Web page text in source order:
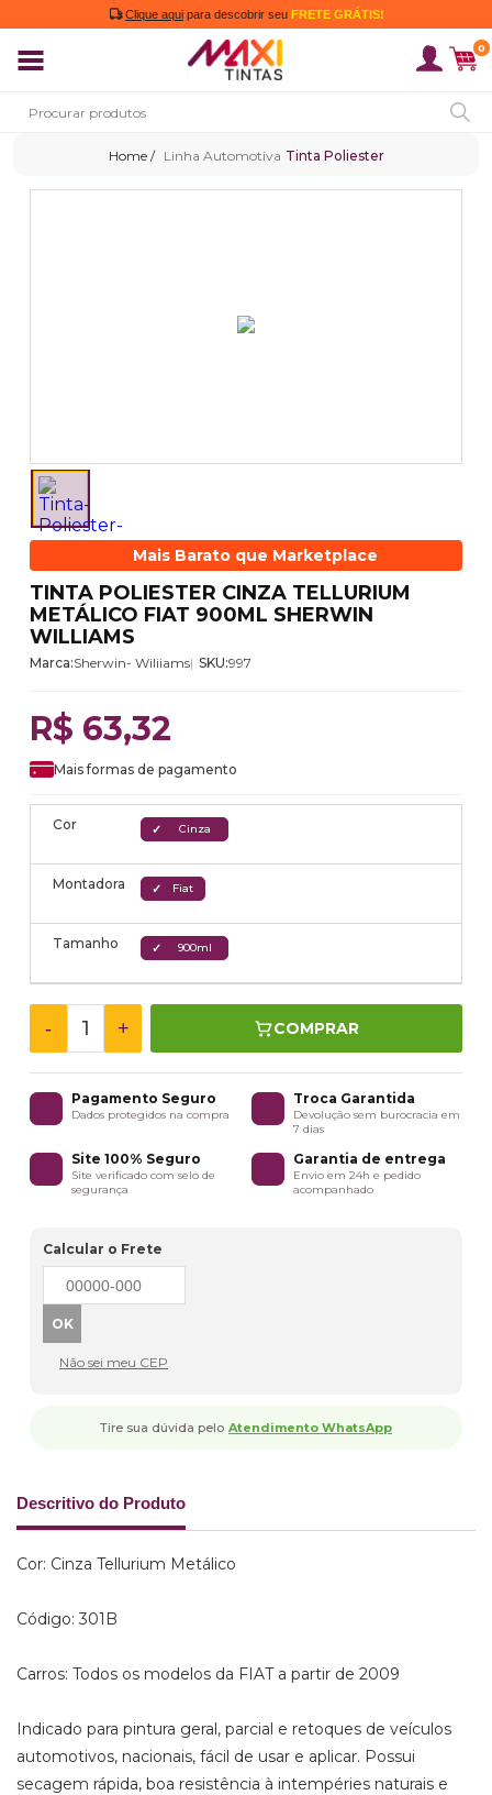
Clique aqui para descobrir seu FRETE GRÁTIS!
0
Linha Automotiva Tinta Poliester
Mais Barato que Marketplace
TINTA POLIESTER CINZA TELLURIUM
METÁLICO FIAT 900ML SHERWIN
WILLIAMS
Marca:Sherwin- Wiliiams SKU:997
R$ 63,32
Mais formas de pagamento
Cor Cinza
Montadora Fiat
Tamanho 900ml
- + COMPRAR
Pagamento Seguro
Dados protegidos na compra
Troca Garantida
Devolução sem burocracia em
7 dias
Site 100% Seguro
Site verificado com selo de
segurança
Garantia de entrega
Envio em 24h e pedido
acompanhado
Calcular o Frete
Não sei meu CEP
Tire sua dúvida pelo Atendimento WhatsApp
Descritivo do Produto
Cor: Cinza Tellurium Metálico
Código: 301B
Carros: Todos os modelos da FIAT a partir de 2009
Indicado para pintura geral, parcial e retoques de veículos
automotivos, nacionais, fácil de usar e aplicar. Possui
secagem rápida, boa resistência à intempéries naturais e